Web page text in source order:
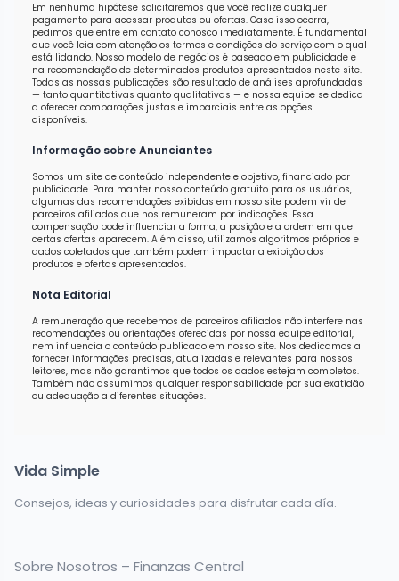
Em nenhuma hipótese solicitaremos que você realize qualquer
pagamento para acessar produtos ou ofertas. Caso isso ocorra,
pedimos que entre em contato conosco imediatamente. É fundamental
que você leia com atenção os termos e condições do serviço com o qual
está lidando. Nosso modelo de negócios é baseado em publicidade e
na recomendação de determinados produtos apresentados neste site.
Todas as nossas publicações são resultado de análises aprofundadas
— tanto quantitativas quanto qualitativas — e nossa equipe se dedica
a oferecer comparações justas e imparciais entre as opções
disponíveis.
Informação sobre Anunciantes
Somos um site de conteúdo independente e objetivo, financiado por
publicidade. Para manter nosso conteúdo gratuito para os usuários,
algumas das recomendações exibidas em nosso site podem vir de
parceiros afiliados que nos remuneram por indicações. Essa
compensação pode influenciar a forma, a posição e a ordem em que
certas ofertas aparecem. Além disso, utilizamos algoritmos próprios e
dados coletados que também podem impactar a exibição dos
produtos e ofertas apresentados.
Nota Editorial
A remuneração que recebemos de parceiros afiliados não interfere nas
recomendações ou orientações oferecidas por nossa equipe editorial,
nem influencia o conteúdo publicado em nosso site. Nos dedicamos a
fornecer informações precisas, atualizadas e relevantes para nossos
leitores, mas não garantimos que todos os dados estejam completos.
Também não assumimos qualquer responsabilidade por sua exatidão
ou adequação a diferentes situações.
Vida Simple
Consejos, ideas y curiosidades para disfrutar cada día.
Sobre Nosotros – Finanzas Central